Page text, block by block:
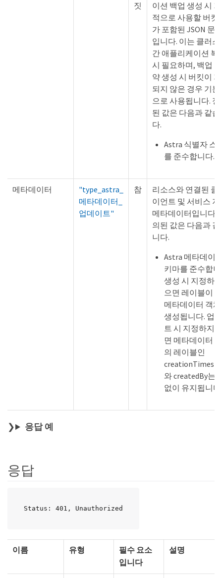
짓
이션 백업 생성 시
적으로 사용할 버킷
가 포함된 JSON 문
입니다. 이는 클러스
간 애플리케이션 복
시 필요하며, 백업
약 생성 시 버킷이
되지 않은 경우 기본
으로 사용됩니다. 정
된 값은 다음과 같습
다.
Astra 식별자 스
를 준수합니다.
메타데이터
"type_astra_
메타데이터_
업데이트"
참
리소스와 연결된 클
이언트 및 서비스 지
메타데이터입니다.
의된 값은 다음과 같
니다.
Astra 메타데이
키마를 준수합
생성 시 지정하
으면 레이블이
메타데이터 객
생성됩니다. 업
트 시 지정하지
면 메타데이터
의 레이블인
와 createdBy는
없이 유지됩니다.
응답 예
응답
Status: 401, Unauthorized
이름 유형
필수 요소
입니다
설명